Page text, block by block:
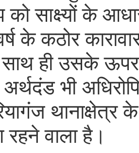
साक्ष्यों के
के कठोर
ही उसके
भी
थानाक्षेत्र
रहने वाला है।